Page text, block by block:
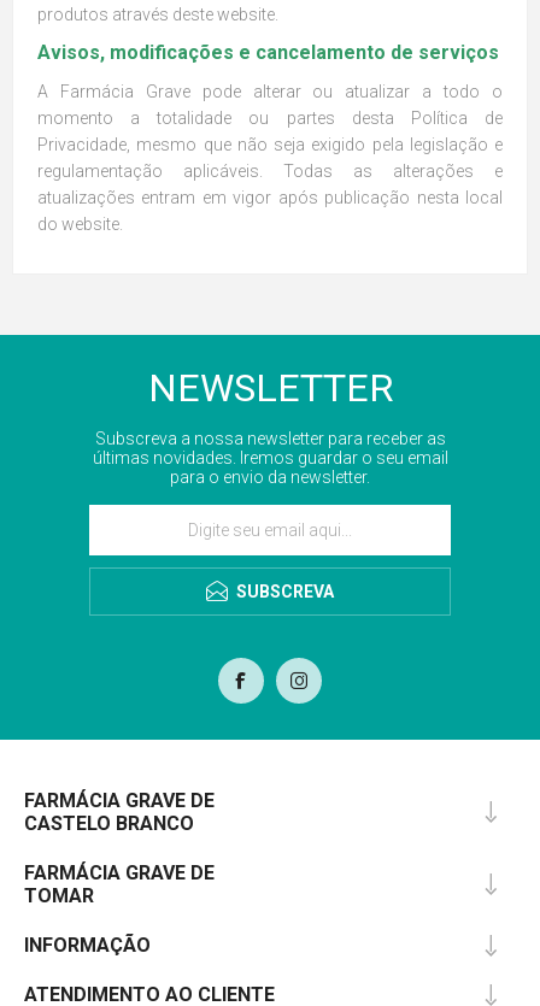
produtos através deste website.
Avisos, modificações e cancelamento de serviços
A Farmácia Grave pode alterar ou atualizar a todo o
momento a totalidade ou partes desta Política de
Privacidade, mesmo que não seja exigido pela legislação e
regulamentação aplicáveis. Todas as alterações e
atualizações entram em vigor após publicação nesta local
do website.
NEWSLETTER
Subscreva a nossa newsletter para receber as
últimas novidades. Iremos guardar o seu email
para o envio da newsletter.
SUBSCREVA
FARMÁCIA GRAVE DE
CASTELO BRANCO
FARMÁCIA GRAVE DE
TOMAR
INFORMAÇÃO
ATENDIMENTO AO CLIENTE